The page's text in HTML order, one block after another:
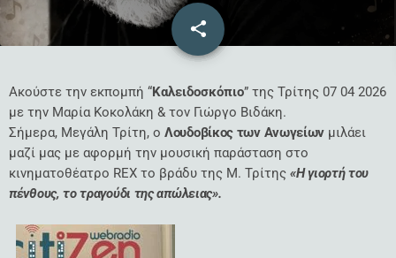
share
email
Ακούστε την εκπομπή “Καλειδοσκόπιο” της Τρίτης 07 04 2026
με την Μαρία Κοκολάκη & τον Γιώργο Βιδάκη.
Σήμερα, Μεγάλη Τρίτη, ο Λουδοβίκος των Ανωγείων μιλάει
μαζί μας με αφορμή την μουσική παράσταση στο
κινηματοθέατρο REX το βράδυ της Μ. Τρίτης «Η γιορτή του
πένθους, το τραγούδι της απώλειας».